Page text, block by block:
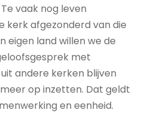
vaak nog leven
kerk afgezonderd van die
eigen land willen we de
met
andere kerken blijven
op inzetten. Dat geldt
en eenheid.